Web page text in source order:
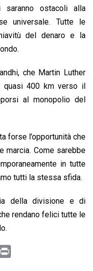
saranno ostacoli alla
universale. Tutte le
del denaro e la
che Martin Luther
quasi 400 km verso il
al monopolio del
forse l’opportunità che
marcia. Come sarebbe
in tutte
tutti la stessa sfida.
della divisione e di
rendano felici tutte le